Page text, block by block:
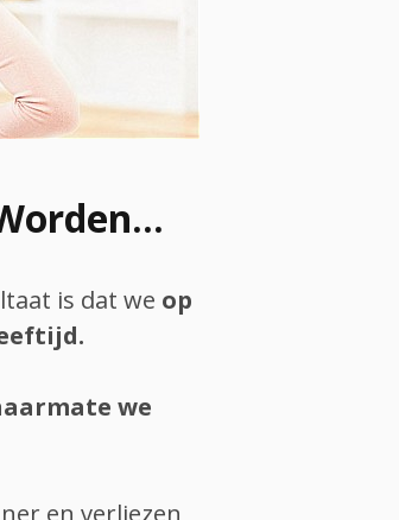
is dat we op
we
en verliezen